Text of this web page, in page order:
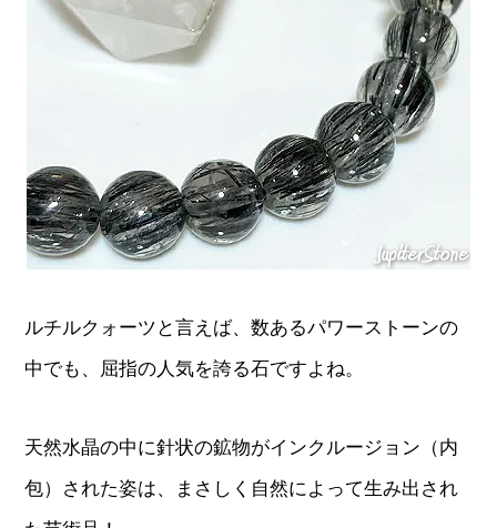
ルチルクォーツと言えば、数あるパワーストーンの
中でも、屈指の人気を誇る石ですよね。
天然水晶の中に針状の鉱物がインクルージョン（内
包）された姿は、まさしく自然によって生み出され